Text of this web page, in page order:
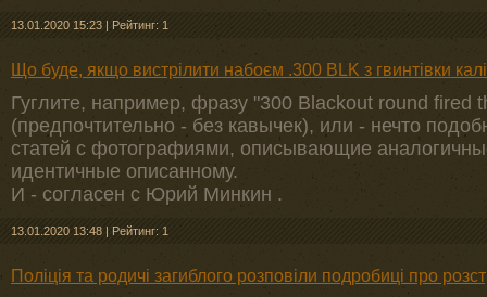
13.01.2020 15:23 | Рейтинг: 1
Що буде, якщо вистрілити набоєм .300 BLK з гвинтівки
Гуглите, например, фразу "300 Blackout round fired
(предпочтительно - без кавычек), или - нечто
статей с фотографиями, описывающие
идентичные описанному.
И - согласен с Юрий Минкин .
13.01.2020 13:48 | Рейтинг: 1
Поліція та родичі загиблого розповіли подробиці про